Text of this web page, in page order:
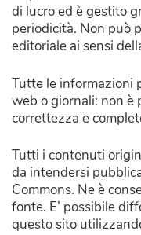
di lucro ed è gestito
periodicità. Non può
editoriale ai sensi
Tutte le informazioni
web o giornali: non
correttezza e
Tutti i contenuti
da intendersi
Commons. Ne è
fonte. E’ possibile
questo sito